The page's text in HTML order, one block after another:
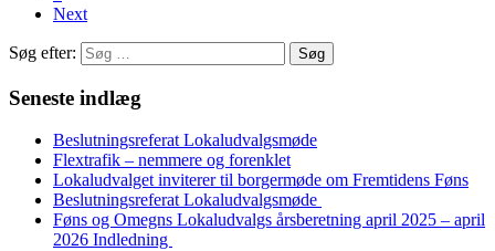
Next
Søg efter:
Seneste indlæg
Beslutningsreferat Lokaludvalgsmøde
Flextrafik – nemmere og forenklet
Lokaludvalget inviterer til borgermøde om Fremtidens Føns
Beslutningsreferat Lokaludvalgsmøde
Føns og Omegns Lokaludvalgs årsberetning april 2025 – april
2026 Indledning